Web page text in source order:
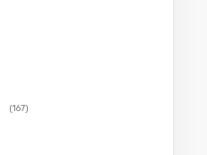
(167)